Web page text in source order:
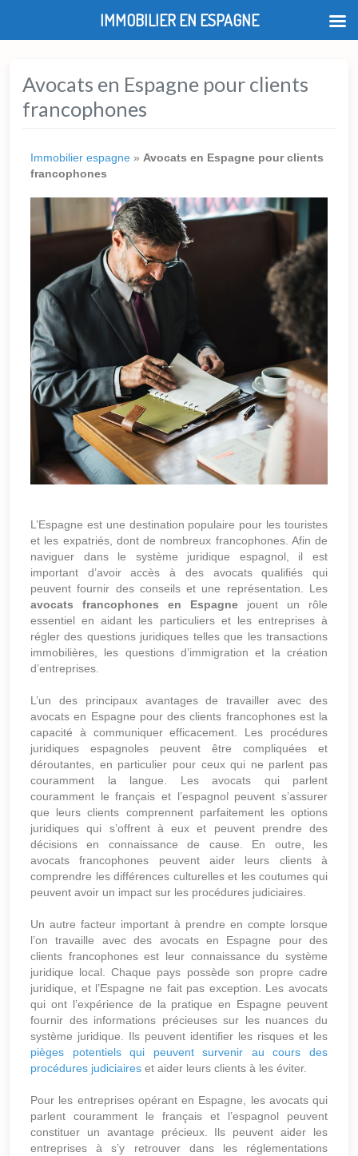
Avocats en Espagne pour clients
francophones
Immobilier espagne » Avocats en Espagne pour clients
francophones
L’Espagne est une destination populaire pour les touristes
et les expatriés, dont de nombreux francophones. Afin de
naviguer dans le système juridique espagnol, il est
important d’avoir accès à des avocats qualifiés qui
peuvent fournir des conseils et une représentation. Les
avocats francophones en Espagne jouent un rôle
essentiel en aidant les particuliers et les entreprises à
régler des questions juridiques telles que les transactions
immobilières, les questions d’immigration et la création
d’entreprises.
L’un des principaux avantages de travailler avec des
avocats en Espagne pour des clients francophones est la
capacité à communiquer efficacement. Les procédures
juridiques espagnoles peuvent être compliquées et
déroutantes, en particulier pour ceux qui ne parlent pas
couramment la langue. Les avocats qui parlent
couramment le français et l’espagnol peuvent s’assurer
que leurs clients comprennent parfaitement les options
juridiques qui s’offrent à eux et peuvent prendre des
décisions en connaissance de cause. En outre, les
avocats francophones peuvent aider leurs clients à
comprendre les différences culturelles et les coutumes qui
peuvent avoir un impact sur les procédures judiciaires.
Un autre facteur important à prendre en compte lorsque
l’on travaille avec des avocats en Espagne pour des
clients francophones est leur connaissance du système
juridique local. Chaque pays possède son propre cadre
juridique, et l’Espagne ne fait pas exception. Les avocats
qui ont l’expérience de la pratique en Espagne peuvent
fournir des informations précieuses sur les nuances du
système juridique. Ils peuvent identifier les risques et les
pièges potentiels qui peuvent survenir au cours des
procédures judiciaires et aider leurs clients à les éviter.
Pour les entreprises opérant en Espagne, les avocats qui
parlent couramment le français et l’espagnol peuvent
constituer un avantage précieux. Ils peuvent aider les
entreprises à s’y retrouver dans les réglementations
IMMOBILIER EN ESPAGNE